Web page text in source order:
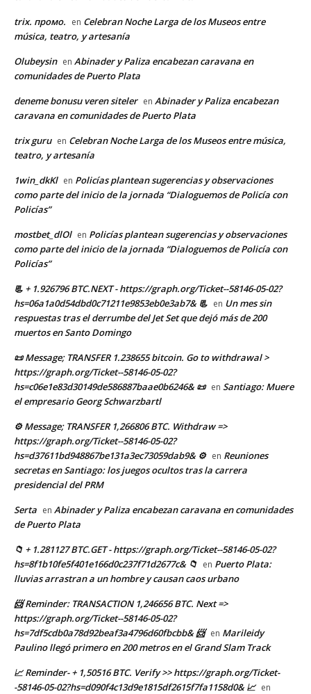
trix. промо. en Celebran Noche Larga de los Museos entre
música, teatro, y artesanía
Olubeysin en Abinader y Paliza encabezan caravana en
comunidades de Puerto Plata
deneme bonusu veren siteler en Abinader y Paliza encabezan
caravana en comunidades de Puerto Plata
trix guru en Celebran Noche Larga de los Museos entre música,
teatro, y artesanía
1win_dkKl en Policías plantean sugerencias y observaciones
como parte del inicio de la jornada “Dialoguemos de Policía con
Policías”
mostbet_dlOl en Policías plantean sugerencias y observaciones
como parte del inicio de la jornada “Dialoguemos de Policía con
Policías”
📃 + 1.926796 BTC.NEXT - https://graph.org/Ticket--58146-05-02?
hs=06a1a0d54dbd0c71211e9853eb0e3ab7& 📃 en Un mes sin
respuestas tras el derrumbe del Jet Set que dejó más de 200
muertos en Santo Domingo
📜 Message; TRANSFER 1.238655 bitcoin. Go to withdrawal >
https://graph.org/Ticket--58146-05-02?
hs=c06e1e83d30149de586887baae0b6246& 📜 en Santiago: Muere
el empresario Georg Schwarzbartl
⚙ Message; TRANSFER 1,266806 BTC. Withdraw =>
https://graph.org/Ticket--58146-05-02?
hs=d37611bd948867be131a3ec73059dab9& ⚙ en Reuniones
secretas en Santiago: los juegos ocultos tras la carrera
presidencial del PRM
Serta en Abinader y Paliza encabezan caravana en comunidades
de Puerto Plata
📁 + 1.281127 BTC.GET - https://graph.org/Ticket--58146-05-02?
hs=8f1b10fe5f401e166d0c237f71d2677c& 📁 en Puerto Plata:
lluvias arrastran a un hombre y causan caos urbano
📨 Reminder: TRANSACTION 1,246656 BTC. Next =>
https://graph.org/Ticket--58146-05-02?
hs=7df5cdb0a78d92beaf3a4796d60fbcbb& 📨 en Marileidy
Paulino llegó primero en 200 metros en el Grand Slam Track
📈 Reminder- + 1,50516 BTC. Verify >> https://graph.org/Ticket-
-58146-05-02?hs=d090f4c13d9e1815df2615f7fa1158d0& 📈 en